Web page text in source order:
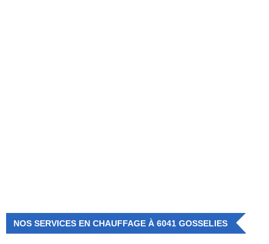
NOS SERVICES EN CHAUFFAGE À 6041 GOSSELIES